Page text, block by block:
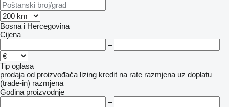
Bosna i Hercegovina
Cijena
–
Tip oglasa
prodaja od proizvođača lizing kredit na rate razmjena uz doplatu
(trade-in) razmjena
Godina proizvodnje
–